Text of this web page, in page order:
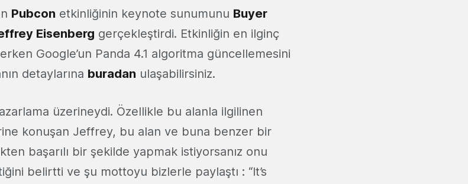
Pubcon etkinliğinin keynote sunumunu Buyer
Eisenberg gerçekleştirdi. Etkinliğin en ilginç
Google’un Panda 4.1 algoritma güncellemesini
detaylarına buradan ulaşabilirsiniz.
üzerineydi. Özellikle bu alanla ilgilinen
konuşan Jeffrey, bu alan ve buna benzer bir
başarılı bir şekilde yapmak istiyorsanız onu
belirtti ve şu mottoyu bizlerle paylaştı : “It’s